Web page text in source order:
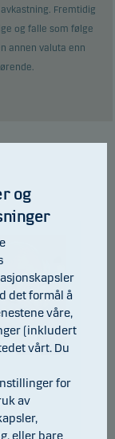
Fremtidig
og falle som følge
annen valuta enn
og
det formål å
våre,
(inkludert
vårt. Du
for
av
eller bare